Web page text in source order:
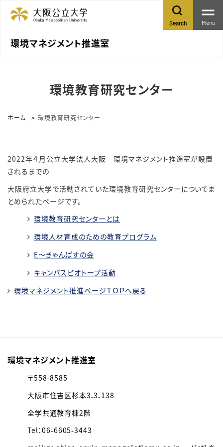
環境マネジメント推進室
Search Menu
環境教育研究センター
ホーム 環境教育研究センター
2022年４月公立大学法人大阪 環境マネジメント推進室が設置
されるまでの
大阪府立大学で活動されていた環境教育研究センターについてま
とめられたページです。
環境教育研究センターとは
環境人材育成のための教育プログラム
E～きゃんぱすの会
キャンパスビオトープ活動
環境マネジメント推進ページＴＯＰへ戻る
環境マネジメント推進室
〒558-8585
大阪市住吉区杉本3₋3₋138
全学共通教育棟2階
Tel：06-6605-3443